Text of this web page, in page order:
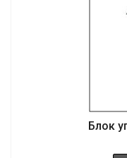
Блок